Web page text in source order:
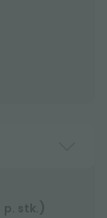
p. stk. )